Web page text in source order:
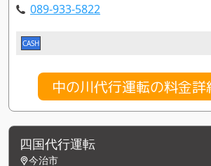
089-933-5822
CASH
中の川代行運転の料金詳
四国代行運転
今治市